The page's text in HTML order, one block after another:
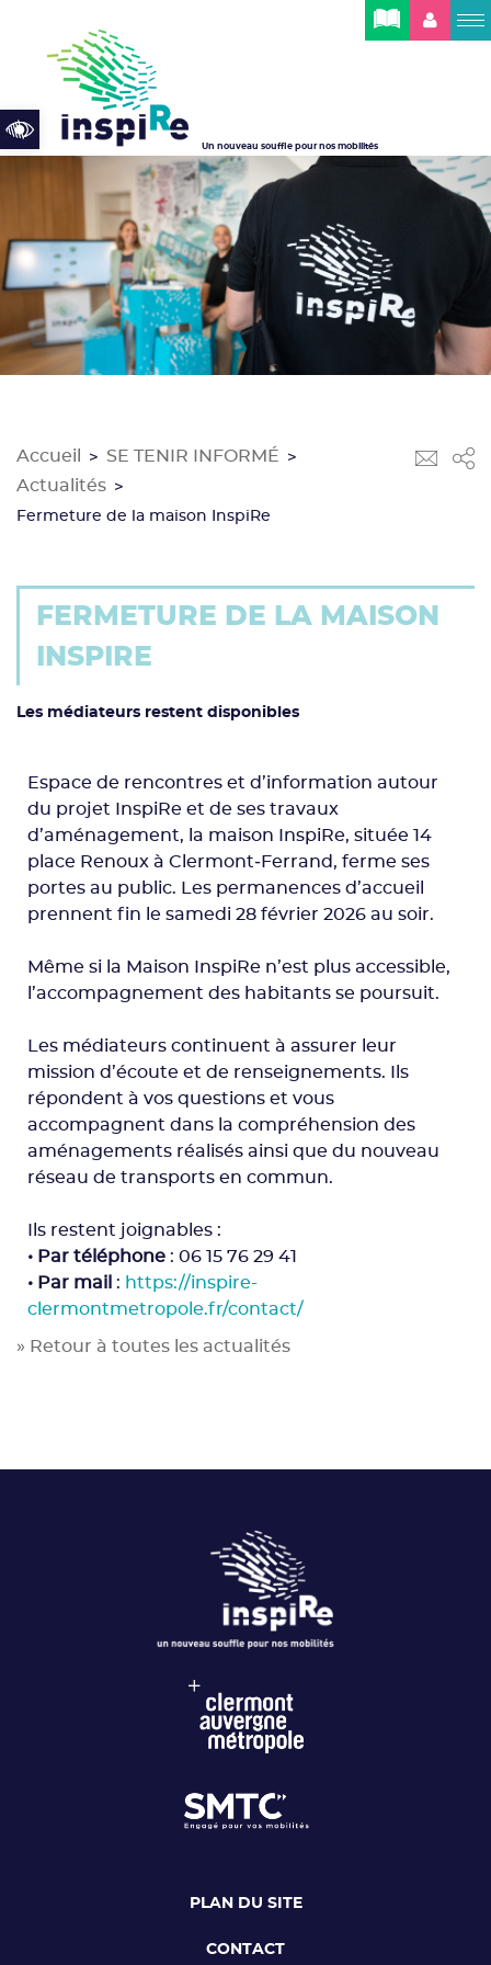
Open toolbar
Un nouveau souffle pour nos mobilités
Accueil > SE TENIR INFORMÉ >
Actualités >
Fermeture de la maison InspiRe
FERMETURE DE LA MAISON
INSPIRE
Les médiateurs restent disponibles
Espace de rencontres et d’information autour
du projet InspiRe et de ses travaux
d’aménagement, la maison InspiRe, située 14
place Renoux à Clermont‑Ferrand, ferme ses
portes au public. Les permanences d’accueil
prennent fin le samedi 28 février 2026 au soir.
Même si la Maison InspiRe n’est plus accessible,
l’accompagnement des habitants se poursuit.
Les médiateurs continuent à assurer leur
mission d’écoute et de renseignements. Ils
répondent à vos questions et vous
accompagnent dans la compréhension des
aménagements réalisés ainsi que du nouveau
réseau de transports en commun.
Ils restent joignables :
• Par téléphone : 06 15 76 29 41
• Par mail : https://inspire-
clermontmetropole.fr/contact/
» Retour à toutes les actualités
PLAN DU SITE
CONTACT